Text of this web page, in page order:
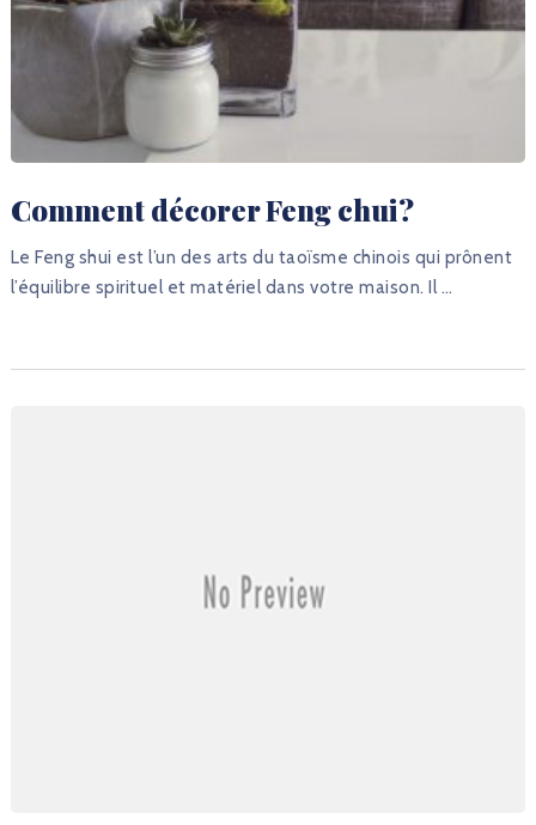
Comment décorer Feng chui ?
Le Feng shui est l’un des arts du taoïsme chinois qui prônent
l’équilibre spirituel et matériel dans votre maison. Il …